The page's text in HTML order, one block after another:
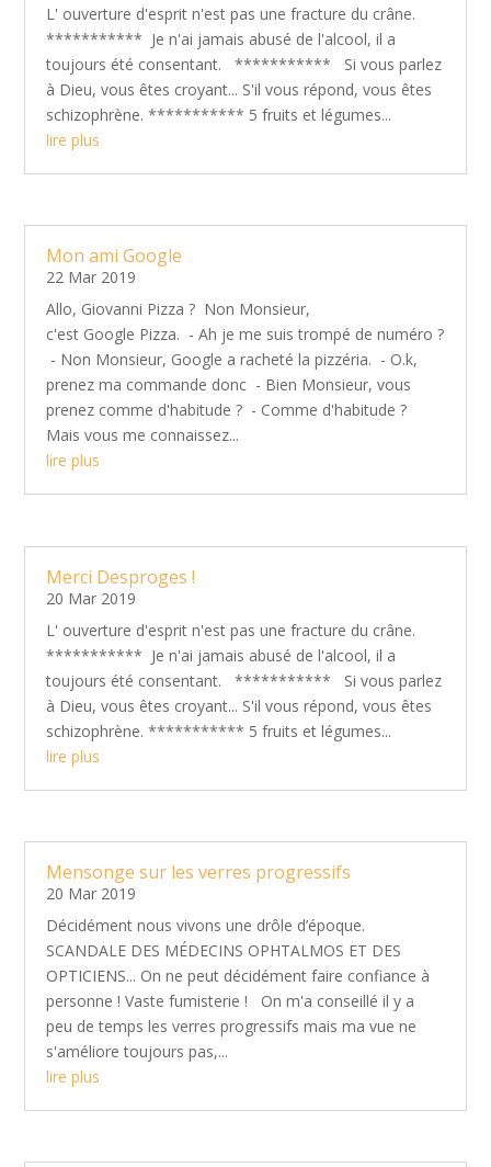
L' ouverture d'esprit n'est pas une fracture du crâne.
*********** Je n'ai jamais abusé de l'alcool, il a
toujours été consentant. *********** Si vous parlez
à Dieu, vous êtes croyant... S'il vous répond, vous êtes
schizophrène. *********** 5 fruits et légumes...
lire plus
Mon ami Google
22 Mar 2019
Allo, Giovanni Pizza ? Non Monsieur,
c'est Google Pizza. - Ah je me suis trompé de numéro ?
- Non Monsieur, Google a racheté la pizzéria. - O.k,
prenez ma commande donc - Bien Monsieur, vous
prenez comme d'habitude ? - Comme d'habitude ?
Mais vous me connaissez...
lire plus
Merci Desproges !
20 Mar 2019
L' ouverture d'esprit n'est pas une fracture du crâne.
*********** Je n'ai jamais abusé de l'alcool, il a
toujours été consentant. *********** Si vous parlez
à Dieu, vous êtes croyant... S'il vous répond, vous êtes
schizophrène. *********** 5 fruits et légumes...
lire plus
Mensonge sur les verres progressifs
20 Mar 2019
Décidément nous vivons une drôle d’époque.
SCANDALE DES MÉDECINS OPHTALMOS ET DES
OPTICIENS... On ne peut décidément faire confiance à
personne ! Vaste fumisterie ! On m'a conseillé il y a
peu de temps les verres progressifs mais ma vue ne
s'améliore toujours pas,...
lire plus